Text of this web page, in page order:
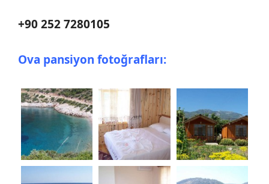
+90 252 7280105
Ova pansiyon fotoğrafları: